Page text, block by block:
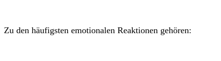
Zu den häufigsten emotionalen Reaktionen gehören: